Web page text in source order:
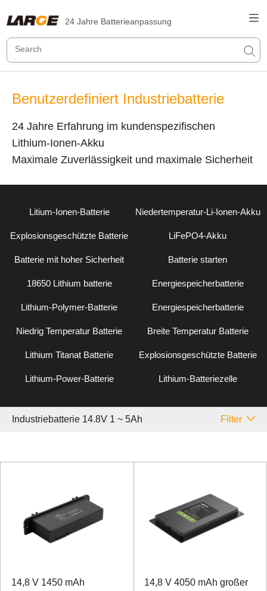
24 Jahre Batterieanpassung
Benutzerdefiniert Industriebatterie
24 Jahre Erfahrung im kundenspezifischen
Lithium-Ionen-Akku
Maximale Zuverlässigkeit und maximale Sicherheit
Litium-Ionen-Batterie Niedertemperatur-Li-Ionen-Akku
Explosionsgeschützte Batterie LiFePO4-Akku
Batterie mit hoher Sicherheit Batterie starten
18650 Lithium batterie Energiespeicherbatterie
Lithium-Polymer-Batterie Energiespeicherbatterie
Niedrig Temperatur Batterie Breite Temperatur Batterie
Lithium Titanat Batterie Explosionsgeschützte Batterie
Lithium-Power-Batterie Lithium-Batteriezelle
Industriebatterie 14.8V 1 ~ 5Ah Filter
14,8 V 1450 mAh
14,8 V 4050 mAh großer